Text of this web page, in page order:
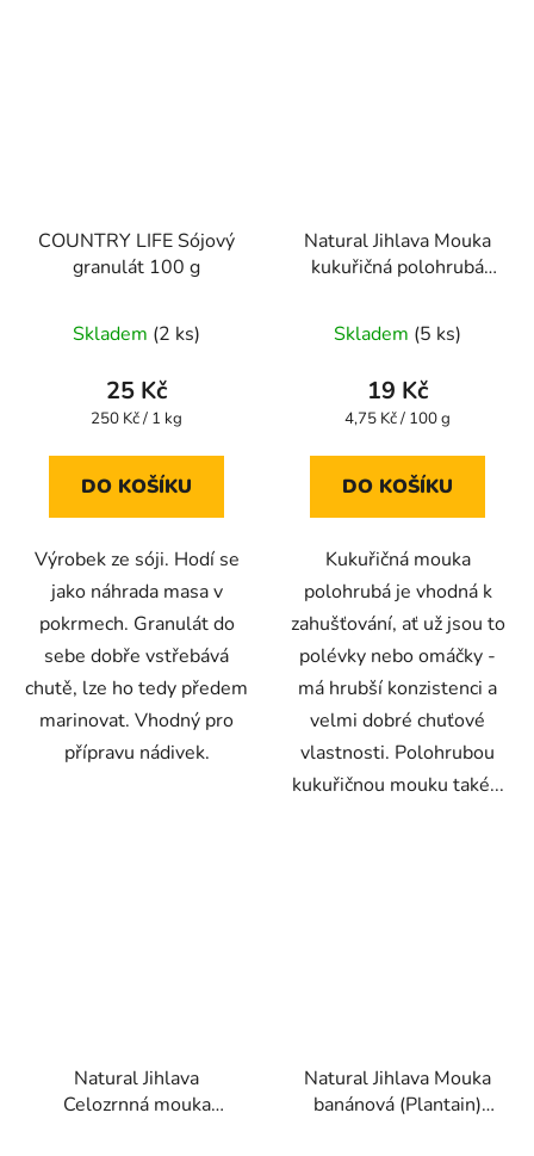
COUNTRY LIFE Sójový
granulát 100 g
Skladem (2 ks)
25 Kč
Měrná
250 Kč / 1 kg
DO KOŠÍKU
Výrobek ze sóji. Hodí se
jako náhrada masa v
pokrmech. Granulát do
sebe dobře vstřebává
chutě, lze ho tedy předem
marinovat. Vhodný pro
přípravu nádivek.
Natural Jihlava Mouka
kukuřičná polohrubá
Skladem (5 ks)
19 Kč
Měrná
4,75 Kč / 100 g
DO KOŠÍKU
Kukuřičná mouka
polohrubá je vhodná k
zahušťování, ať už jsou to
polévky nebo omáčky -
má hrubší konzistenci a
velmi dobré chuťové
vlastnosti. Polohrubou
kukuřičnou mouku také...
Natural Jihlava
Celozrnná mouka
Natural Jihlava Mouka
banánová (Plantain)